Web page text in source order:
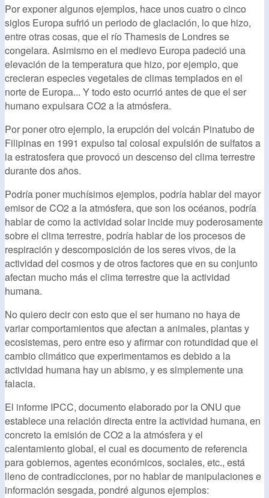
Por exponer algunos ejemplos, hace unos cuatro o cinco
siglos Europa sufrió un periodo de glaciación, lo que hizo,
entre otras cosas, que el río Thamesis de Londres se
congelara. Asimismo en el medievo Europa padeció una
elevación de la temperatura que hizo, por ejemplo, que
crecieran especies vegetales de climas templados en el
norte de Europa... Y todo esto ocurrió antes de que el ser
humano expulsara CO2 a la atmósfera.
Por poner otro ejemplo, la erupción del volcán Pinatubo de
Filipinas en 1991 expulso tal colosal expulsión de sulfatos a
la estratosfera que provocó un descenso del clima terrestre
durante dos años.
Podría poner muchísimos ejemplos, podría hablar del mayor
emisor de CO2 a la atmósfera, que son los océanos, podría
hablar de como la actividad solar incide muy poderosamente
sobre el clima terrestre, podría hablar de los procesos de
respiración y descomposición de los seres vivos, de la
actividad del cosmos y de otros factores que en su conjunto
afectan mucho más el clima terrestre que la actividad
humana.
No quiero decir con esto que el ser humano no haya de
variar comportamientos que afectan a animales, plantas y
ecosistemas, pero entre eso y afirmar con rotundidad que el
cambio climático que experimentamos es debido a la
actividad humana hay un abismo, y es simplemente una
falacia.
El informe IPCC, documento elaborado por la ONU que
establece una relación directa entre la actividad humana, en
concreto la emisión de CO2 a la atmósfera y el
calentamiento global, el cual es documento de referencia
para gobiernos, agentes económicos, sociales, etc., está
lleno de contradicciones, por no hablar de manipulaciones e
información sesgada, pondré algunos ejemplos: